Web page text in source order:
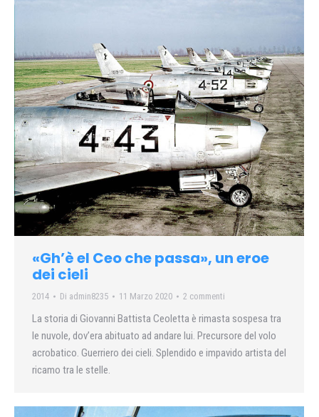
«Gh’è el Ceo che passa», un eroe
dei cieli
2014 Di admin8235 11 Marzo 2020 2 commenti
La storia di Giovanni Battista Ceoletta è rimasta sospesa tra
le nuvole, dov’era abituato ad andare lui. Precursore del volo
acrobatico. Guerriero dei cieli. Splendido e impavido artista del
ricamo tra le stelle.